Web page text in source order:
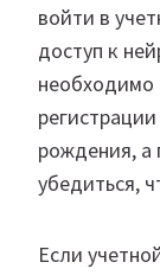
войти в
доступ к
необходимо
рождения, а
убедиться,
Если